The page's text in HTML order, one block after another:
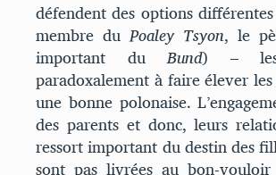
défendent des options
membre duPoaley Tsyon, le
important duBund) – les
paradoxalement à faire élever
une bonne polonaise.
des parents et donc, leurs
ressort important du destin des
sont pas livrées au bon-vouloir